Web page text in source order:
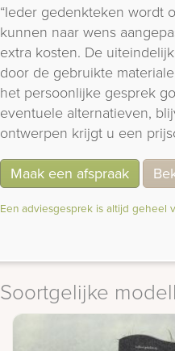
“Ieder gedenkteken wordt
kunnen naar wens
extra kosten. De
door de gebruikte
het persoonlijke gesprek
eventuele alternatieven,
ontwerpen krijgt u een
Maak een afspraak
Een adviesgesprek is altijd geheel
Soortgelijke